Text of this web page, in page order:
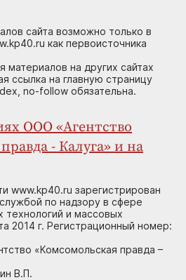
сайта возможно только в
как первоисточника
материалов на других сайтах
ссылка на главную страницу
no-follow обязательна.
ООО «Агентство
- Калуга» и на
www.kp40.ru зарегистрирован
по надзору в сфере
технологий и массовых
2014 г. Регистрационный номер:
«Комсомольская правда –
В.П.